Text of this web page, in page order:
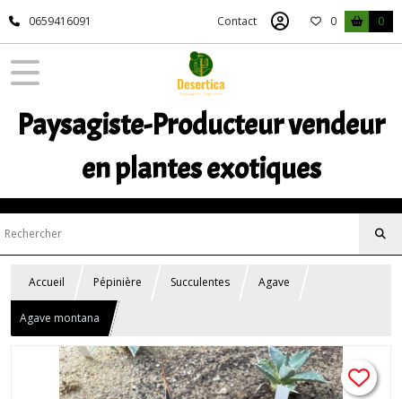
0659416091 Contact 0 0
Paysagiste-Producteur vendeur
en plantes exotiques
Accueil Pépinière Succulentes Agave
Agave montana